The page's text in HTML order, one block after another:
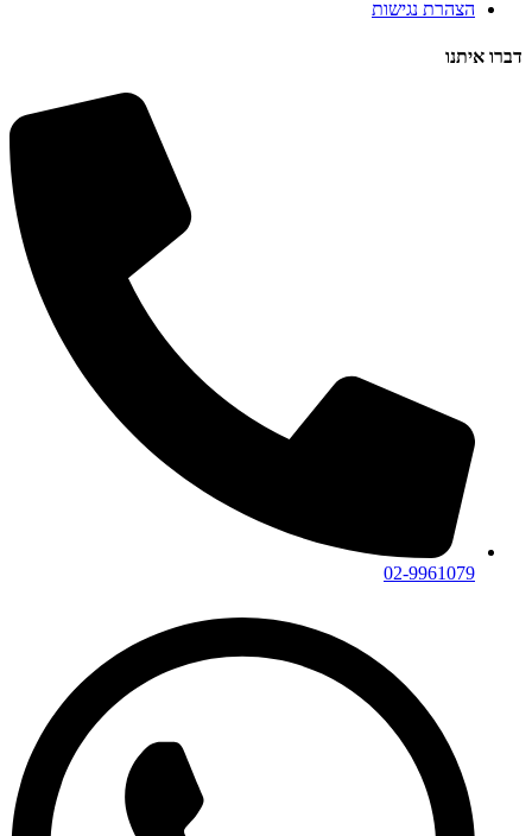
הצהרת נגישות
דברו איתנו
02-9961079